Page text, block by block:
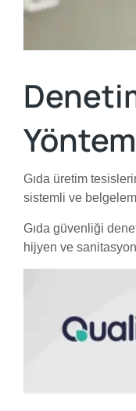
Gıda üretim
sistemli ve
Gıda güvenliği
hijyen ve